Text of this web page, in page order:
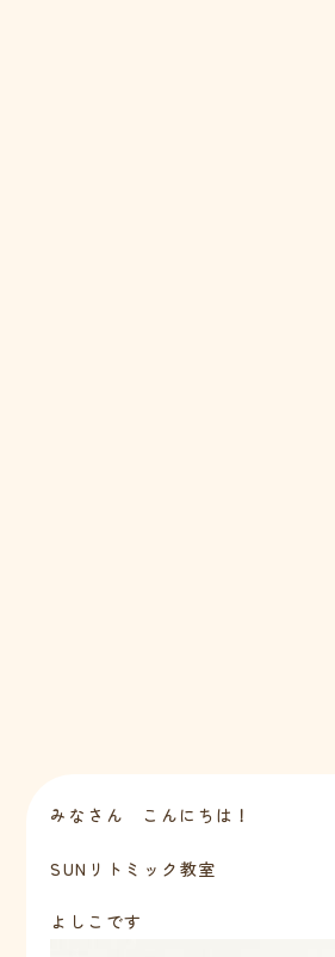
みなさん こんにちは！
SUNリトミック教室
よしこです